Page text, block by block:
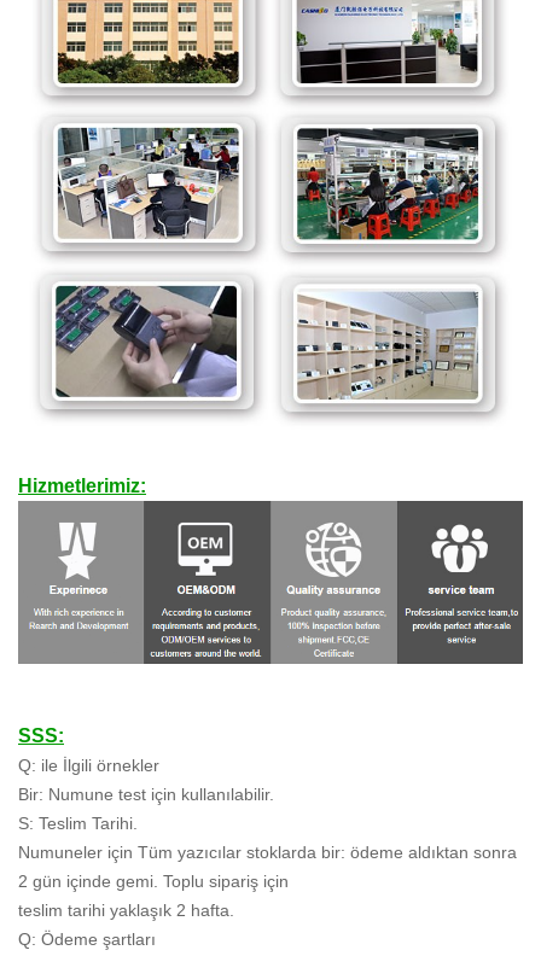
Hizmetlerimiz:
SSS:
Q: ile İlgili örnekler
Bir: Numune test için kullanılabilir.
S: Teslim Tarihi.
Numuneler için Tüm yazıcılar stoklarda bir: ödeme aldıktan sonra
2 gün içinde gemi. Toplu sipariş için
teslim tarihi yaklaşık 2 hafta.
Q: Ödeme şartları